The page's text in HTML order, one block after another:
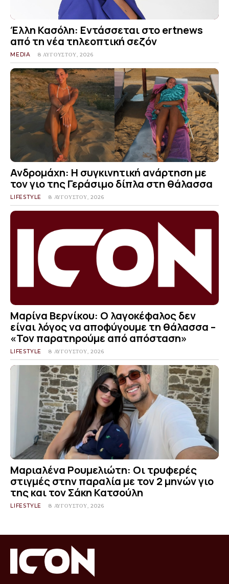
Έλλη Κασόλη: Εντάσσεται στο ertnews
από τη νέα τηλεοπτική σεζόν
MEDIA 8 ΑΥΓΟΎΣΤΟΥ, 2026
Ανδρομάχη: Η συγκινητική ανάρτηση με
τον γιο της Γεράσιμο δίπλα στη θάλασσα
LIFESTYLE 8 ΑΥΓΟΎΣΤΟΥ, 2026
Μαρίνα Βερνίκου: Ο λαγοκέφαλος δεν
είναι λόγος να αποφύγουμε τη θάλασσα –
«Τον παρατηρούμε από απόσταση»
LIFESTYLE 8 ΑΥΓΟΎΣΤΟΥ, 2026
Μαριαλένα Ρουμελιώτη: Οι τρυφερές
στιγμές στην παραλία με τον 2 μηνών γιο
της και τον Σάκη Κατσούλη
LIFESTYLE 8 ΑΥΓΟΎΣΤΟΥ, 2026